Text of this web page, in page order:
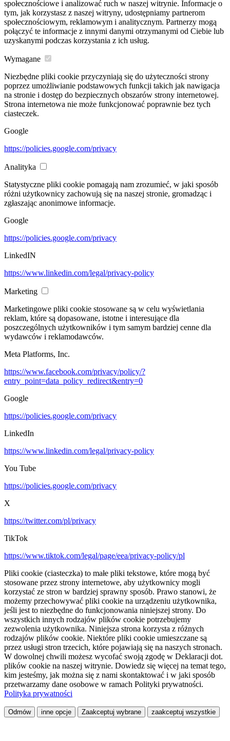
społecznościowe i analizować ruch w naszej witrynie. Informacje o
tym, jak korzystasz z naszej witryny, udostępniamy partnerom
społecznościowym, reklamowym i analitycznym. Partnerzy mogą
połączyć te informacje z innymi danymi otrzymanymi od Ciebie lub
uzyskanymi podczas korzystania z ich usług.
Wymagane
Niezbędne pliki cookie przyczyniają się do użyteczności strony
poprzez umożliwianie podstawowych funkcji takich jak nawigacja
na stronie i dostęp do bezpiecznych obszarów strony internetowej.
Strona internetowa nie może funkcjonować poprawnie bez tych
ciasteczek.
Google
https://policies.google.com/privacy
Analityka
Statystyczne pliki cookie pomagają nam zrozumieć, w jaki sposób
różni użytkownicy zachowują się na naszej stronie, gromadząc i
zgłaszając anonimowe informacje.
Google
https://policies.google.com/privacy
LinkedIN
https://www.linkedin.com/legal/privacy-policy
Marketing
Marketingowe pliki cookie stosowane są w celu wyświetlania
reklam, które są dopasowane, istotne i interesujące dla
poszczególnych użytkowników i tym samym bardziej cenne dla
wydawców i reklamodawców.
Meta Platforms, Inc.
https://www.facebook.com/privacy/policy/?
entry_point=data_policy_redirect&entry=0
Google
https://policies.google.com/privacy
LinkedIn
https://www.linkedin.com/legal/privacy-policy
You Tube
https://policies.google.com/privacy
X
https://twitter.com/pl/privacy
TikTok
https://www.tiktok.com/legal/page/eea/privacy-policy/pl
Pliki cookie (ciasteczka) to małe pliki tekstowe, które mogą być
stosowane przez strony internetowe, aby użytkownicy mogli
korzystać ze stron w bardziej sprawny sposób. Prawo stanowi, że
możemy przechowywać pliki cookie na urządzeniu użytkownika,
jeśli jest to niezbędne do funkcjonowania niniejszej strony. Do
wszystkich innych rodzajów plików cookie potrzebujemy
zezwolenia użytkownika. Niniejsza strona korzysta z różnych
rodzajów plików cookie. Niektóre pliki cookie umieszczane są
przez usługi stron trzecich, które pojawiają się na naszych stronach.
W dowolnej chwili możesz wycofać swoją zgodę w Deklaracji dot.
plików cookie na naszej witrynie. Dowiedz się więcej na temat tego,
kim jesteśmy, jak można się z nami skontaktować i w jaki sposób
przetwarzamy dane osobowe w ramach Polityki prywatności.
Polityka prywatności
Odmów inne opcje Zaakceptuj wybrane zaakceptuj wszystkie